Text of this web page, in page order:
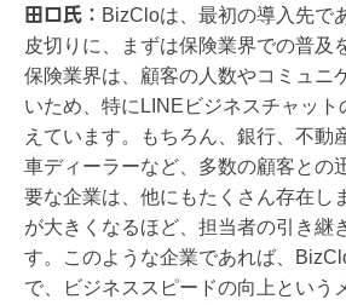
​​田口氏： BizCloは、最初の導入先で
皮切りに、まずは保険業界での普及
保険業界は、顧客の人数やコミュニ
いため、特にLINEビジネスチャッ
えています。もちろん、銀行、不動
車ディーラーなど、多数の顧客との
要な企業は、他にもたくさん存在し
が大きくなるほど、担当者の引き継
す。このような企業であれば、
で、ビジネススピードの向上という